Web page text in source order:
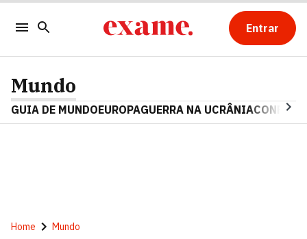
Entrar
Mundo
GUIA DE MUNDOEUROPAGUERRA NA UCRÂNIA
Home Mundo